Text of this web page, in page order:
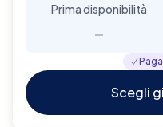
Prima disponibilità
-
Scegli